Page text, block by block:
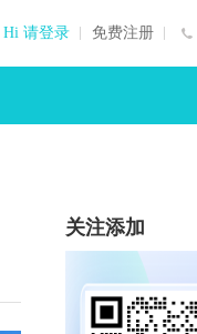
Hi 请登录 免费注册
关注添加